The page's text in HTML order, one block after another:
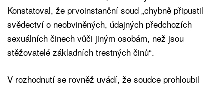
Konstatoval, že prvoinstanční soud „chybně připustil
svědectví o neobviněných, údajných předchozích
sexuálních činech vůči jiným osobám, než jsou
stěžovatelé základních trestných činů“.
V rozhodnutí se rovněž uvádí, že soudce prohloubil